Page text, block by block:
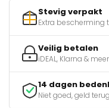
Stevig verpakt
Extra bescherming
Veilig betalen
iDEAL, Klarna & meer
14 dagen
Niet goed, geld terug